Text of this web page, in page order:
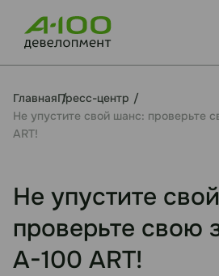
ГлавнаяПресс-центр
Не упустите свой шанс: проверьте
ART!
Не упустите
проверьте свою
А-100 ART!